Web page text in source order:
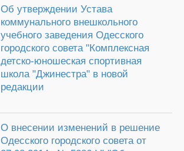
Об утверждении Устава
коммунального внешкольного
учебного заведения Одесского
городского совета "Комплексная
детско-юношеская спортивная
школа "Джинестра" в новой
редакции
О внесении изменений в решение
Одесского городского совета от